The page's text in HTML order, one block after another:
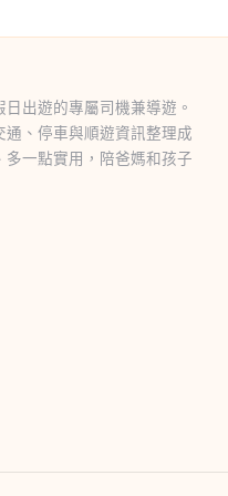
出遊的專屬司機兼導遊。
、停車與順遊資訊整理成
一點實用，陪爸媽和孩子